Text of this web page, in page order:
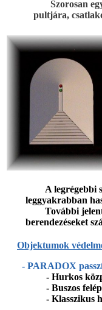
Szorosan
pultjára,
A legrégebbi
leggyakrabban
További
berendezéseket
Objektumok
- PARADOX
- Hurkos
- Buszos
- Klasszikus